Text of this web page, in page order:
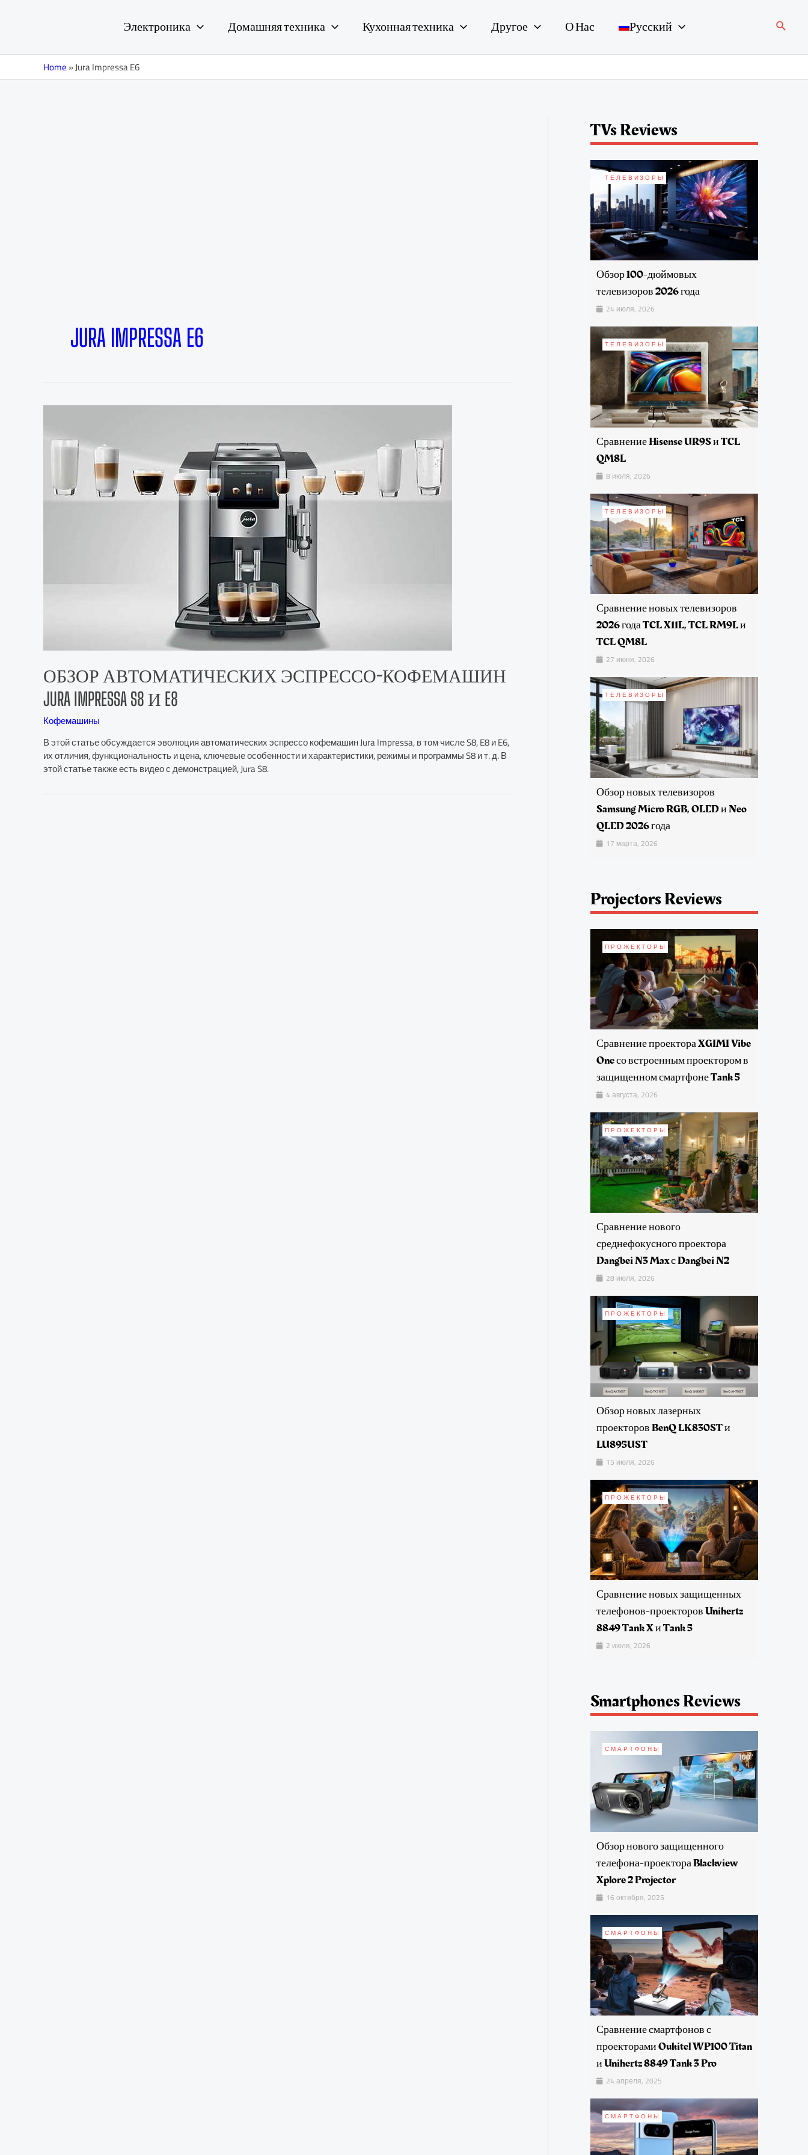
Электроника Домашняя техника Кухонная техника Другое О Нас Русский Поиск
Home»Jura Impressa E6
JURA IMPRESSA E6
ОБЗОР АВТОМАТИЧЕСКИХ ЭСПРЕССО-КОФЕМАШИН
JURA IMPRESSA S8 И E8
Кофемашины
В этой статье обсуждается эволюция автоматических эспрессо кофемашин Jura Impressa, в том числе S8, E8 и E6,
их отличия, функциональность и цена, ключевые особенности и характеристики, режимы и программы S8 и т. д. В
этой статье также есть видео с демонстрацией, Jura S8.
TVs Reviews
ТЕЛЕВИЗОРЫ
Обзор 100-дюймовых
телевизоров 2026 года
24 июля, 2026
ТЕЛЕВИЗОРЫ
Сравнение Hisense UR9S и TCL
QM8L
8 июля, 2026
ТЕЛЕВИЗОРЫ
Сравнение новых телевизоров
2026 года TCL X11L, TCL RM9L и
TCL QM8L
27 июня, 2026
ТЕЛЕВИЗОРЫ
Обзор новых телевизоров
Samsung Micro RGB, OLED и Neo
QLED 2026 года
17 марта, 2026
Projectors Reviews
ПРОЖЕКТОРЫ
Сравнение проектора XGIMI Vibe
One со встроенным проектором в
защищенном смартфоне Tank 5
4 августа, 2026
ПРОЖЕКТОРЫ
Сравнение нового
среднефокусного проектора
Dangbei N3 Max с Dangbei N2
28 июля, 2026
ПРОЖЕКТОРЫ
Обзор новых лазерных
проекторов BenQ LK830ST и
LU895UST
15 июля, 2026
ПРОЖЕКТОРЫ
Сравнение новых защищенных
телефонов-проекторов Unihertz
8849 Tank X и Tank 5
2 июля, 2026
Smartphones Reviews
СМАРТФОНЫ
Обзор нового защищенного
телефона-проектора Blackview
Xplore 2 Projector
16 октября, 2025
СМАРТФОНЫ
Сравнение смартфонов с
проекторами Oukitel WP100 Titan
и Unihertz 8849 Tank 3 Pro
24 апреля, 2025
СМАРТФОНЫ